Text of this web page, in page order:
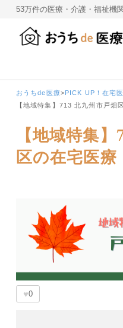
53万件の医療・介護・福祉機
おうちde医療>PICK UP！在宅
【地域特集】713 北九州市戸畑
【地域特集
区の在宅医療
♥0